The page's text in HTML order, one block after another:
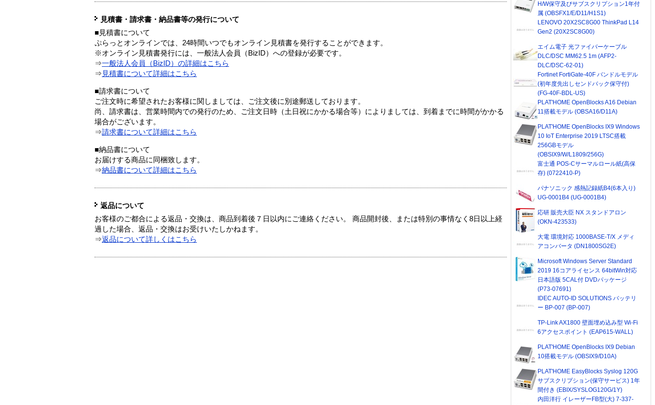
見積書・請求書・納品書等の発行について
■見積書について
ぷらっとオンラインでは、24時間いつでもオンライン見積書を発行することができます。
※オンライン見積書発行には、一般法人会員（BizID）への登録が必要です。
⇒一般法人会員（BizID）の詳細はこちら
⇒ 見積書について詳細はこちら
■請求書について
ご注文時に希望されたお客様に関しましては、ご注文後に別途郵送しております。
尚、請求書は、営業時間内での発行のため、ご注文日時（土日祝にかかる場合等）によりましては、到着までに時間がかかる
場合がございます。
⇒請求書について詳細はこちら
■納品書について
お届けする商品に同梱致します。
⇒納品書について詳細はこちら
返品について
お客様のご都合による返品・交換は、商品到着後７日以内にご連絡ください。 商品開封後、または特別の事情なく8日以上経
過した場合、返品・交換はお受けいたしかねます。
⇒返品について詳しくはこちら
H/W保守及びサブスクリプション1年付
属 (OBSFX1/E/D11/H1S1)
LENOVO 20X2SC8G00 ThinkPad L14
Gen2 (20X2SC8G00)
エイム電子 光ファイバーケーブル
DLC/DSC MM62.5 1m (AFP2-
DLC/DSC-62-01)
Fortinet FortiGate-40F バンドルモデル
(初年度先出しセンドバック保守付)
(FG-40F-BDL-US)
PLAT'HOME OpenBlocks A16 Debian
11搭載モデル (OBSA16/D11A)
PLAT'HOME OpenBlocks IX9 Windows
10 IoT Enterprise 2019 LTSC搭載
256GBモデル
(OBSIX9/W/L1809/256G)
富士通 POS-Cサーマルロール紙(高保
存) (0722410-P)
パナソニック 感熱記録紙B4(6本入り)
UG-0001B4 (UG-0001B4)
応研 販売大臣 NX スタンドアロン
(OKN-423533)
大電 環境対応 1000BASE-T/X メディ
アコンバータ (DN1800SG2E)
Microsoft Windows Server Standard
2019 16コアライセンス 64bitWin対応
日本語版 5CAL付 DVDパッケージ
(P73-07691)
IDEC AUTO-ID SOLUTIONS バッテリ
ー BP-007 (BP-007)
TP-Link AX1800 壁面埋め込み型 Wi-Fi
6アクセスポイント (EAP615-WALL)
PLAT'HOME OpenBlocks IX9 Debian
10搭載モデル (OBSIX9/D10A)
PLAT'HOME EasyBlocks Syslog 120G
サブスクリプション(保守サービス) 1年
間付き (EBIX/SYSLOG120G/1Y)
内田洋行 イレーザーFB型(大) 7-337-